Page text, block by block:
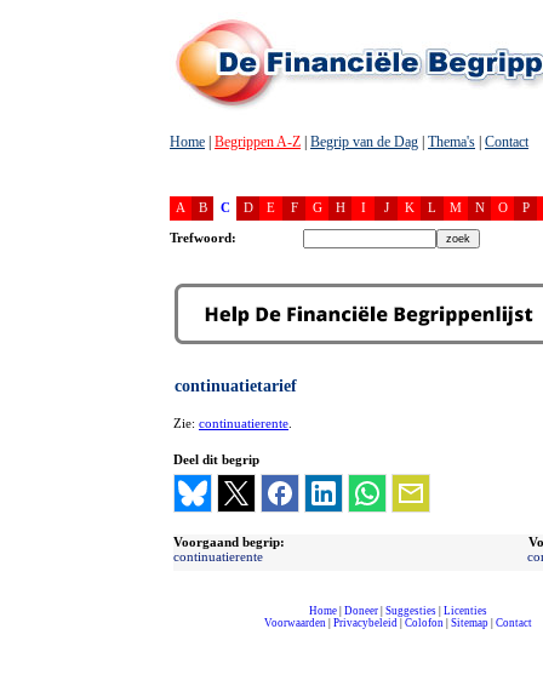
Home Begrippen A-Z Begrip van de Dag Thema's Contact
A B C D E F G H I J K L M N O P
Trefwoord:
continuatietarief
Zie: continuatierente
Deel dit begrip
Voorgaand begrip:
continuatierente
Home| Doneer| Suggesties| Licenties
Voorwaarden| Privacybeleid| Colofon| Sitemap| Contact